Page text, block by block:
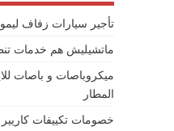
تأجير سيارات زفاف
ماتشيليش هم خدمات
ميكروباصات و باصات
المطار
خصومات تكييفات